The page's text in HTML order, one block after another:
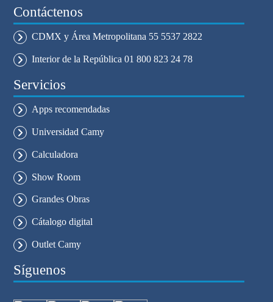
Contáctenos
CDMX y Área Metropolitana 55 5537 2822
Interior de la República 01 800 823 24 78
Servicios
Apps recomendadas
Universidad Camy
Calculadora
Show Room
Grandes Obras
Cátalogo digital
Outlet Camy
Síguenos